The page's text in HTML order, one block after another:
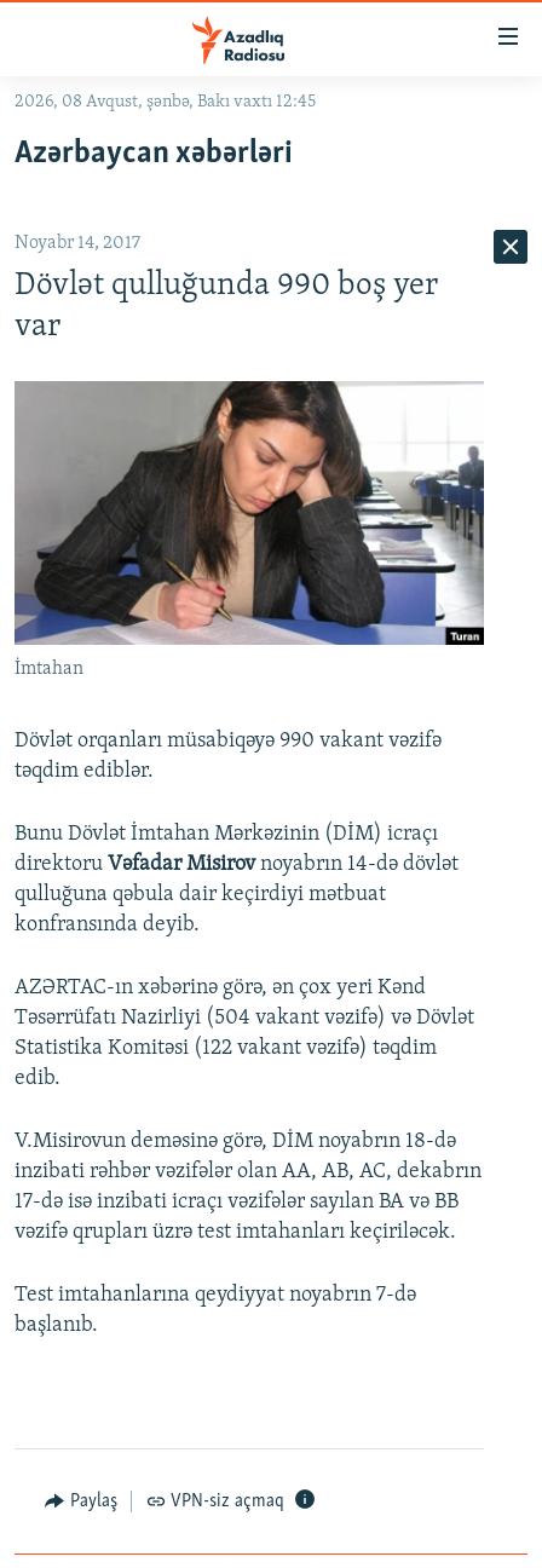
Əsas
qayıt
qayıt
Axtarışa
#ƏSLINDƏ
FƏRQƏ BAX
FOTOQALEREYA
İNFOQRAFIKA
KARIKATURA
RADIO ARXIV
OXU ZALI
AZƏRBAYCAN ƏDƏBIYYATI KITABXANASI
İSLAM VƏ DEMOKRATIYA
HAQQIMIZDA
MISSIYAMIZ
PEŞƏ ETIKASI VƏ JURNALISTIKA STANDARTLARIMIZ
BIZIMLƏ ƏLAQƏ
XƏBƏR BÜLLETENLƏRIMIZ
BIZI IZLƏ
2026, 08 Avqust, şənbə, Bakı vaxtı 12:45
Azərbaycan xəbərləri
Noyabr 14, 2017
Dövlət qulluğunda 990 boş yer
var
İmtahan
Dövlət orqanları müsabiqəyə 990 vakant vəzifə
təqdim ediblər.
Bunu Dövlət İmtahan Mərkəzinin (DİM) icraçı
direktoru Vəfadar Misirovnoyabrın 14-də dövlət
qulluğuna qəbula dair keçirdiyi mətbuat
konfransında deyib.
AZƏRTAC-ın xəbərinə görə, ən çox yeri Kənd
Təsərrüfatı Nazirliyi (504 vakant vəzifə) və Dövlət
Statistika Komitəsi (122 vakant vəzifə) təqdim
edib.
V.Misirovun deməsinə görə, DİM noyabrın 18-də
inzibati rəhbər vəzifələr olan AA, AB, AC, dekabrın
17-də isə inzibati icraçı vəzifələr sayılan BA və BB
vəzifə qrupları üzrə test imtahanları keçiriləcək.
Test imtahanlarına qeydiyyat noyabrın 7-də
başlanıb.
Paylaş VPN-siz açmaq